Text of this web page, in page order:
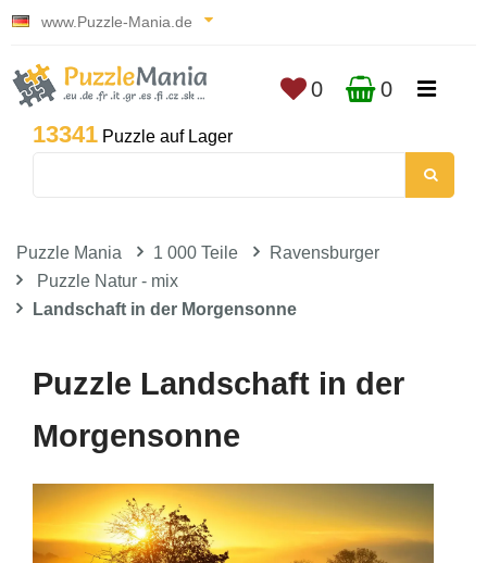
www.Puzzle-Mania.de
13341 Puzzle auf Lager
0 0
Puzzle Mania 1 000 Teile
Ravensburger
Puzzle Natur - mix
Landschaft in der Morgensonne
Puzzle Landschaft in der
Morgensonne